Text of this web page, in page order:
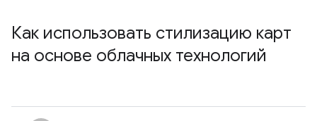
Как использовать стилизацию карт
на основе облачных технологий